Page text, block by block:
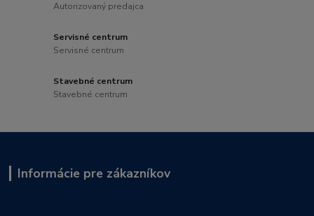
Autorizovaný predajca
Servisné centrum
Servisné centrum
Stavebné centrum
Stavebné centrum
Informácie pre zákazníkov